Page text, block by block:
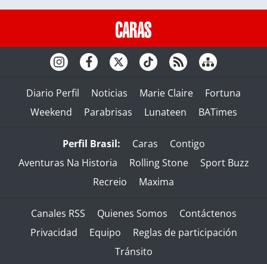
Diario Perfil Noticias Marie Claire
Fortuna
Weekend
Parabrisas Lunateen BATimes
Perfil Brasil: Caras
Contigo
Aventuras Na Historia
Rolling Stone
Sport Buzz
Recreio
Maxima
Canales RSS Quienes Somos
Contáctenos
Privacidad
Equipo
Reglas de participación
Tránsito